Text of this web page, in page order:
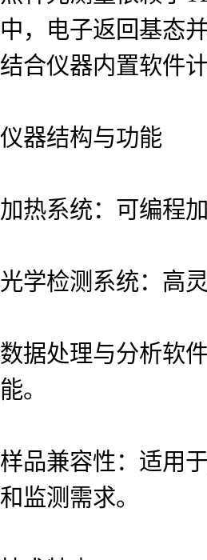
中，电子返回基态
结合仪器内置软件
仪器结构与功能
加热系统：可编程
光学检测系统：高
数据处理与分析软
能。
样品兼容性：适用
和监测需求。